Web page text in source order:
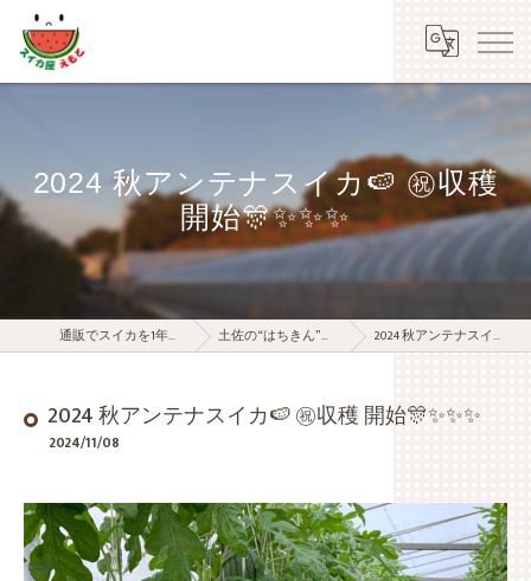
2024 秋アンテナスイカ🍉 ㊗️収穫
開始🎊✨✨✨
通販でスイカを1年中お届けする江本農園 土佐の“はちきん”スイカ屋の女房ブログ 2024 秋アンテナスイカ🍉 ㊗️収穫 開始🎊✨✨✨
2024 秋アンテナスイカ🍉 ㊗️収穫 開始🎊✨✨✨
2024/11/08